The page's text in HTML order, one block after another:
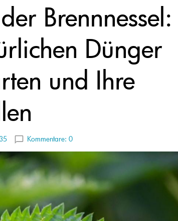
Brennnessel:
Dünger
und Ihre
Kommentare: 0